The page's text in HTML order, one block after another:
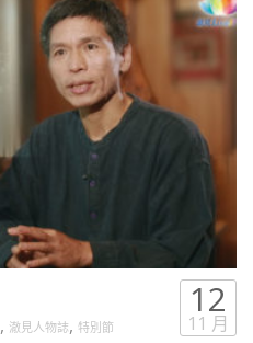
, 澈見人物誌, 特別節
12
11 月